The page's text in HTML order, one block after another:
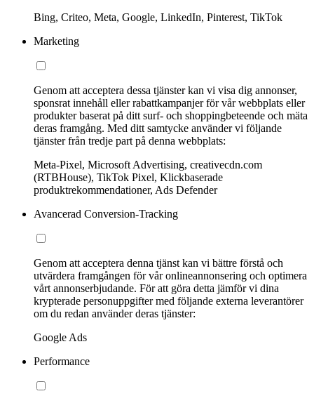
Bing, Criteo, Meta, Google, LinkedIn, Pinterest, TikTok
Marketing
Genom att acceptera dessa tjänster kan vi visa dig annonser,
sponsrat innehåll eller rabattkampanjer för vår webbplats eller
produkter baserat på ditt surf- och shoppingbeteende och mäta
deras framgång. Med ditt samtycke använder vi följande
tjänster från tredje part på denna webbplats:
Meta-Pixel, Microsoft Advertising, creativecdn.com
(RTBHouse), TikTok Pixel, Klickbaserade
produktrekommendationer, Ads Defender
Avancerad Conversion-Tracking
Genom att acceptera denna tjänst kan vi bättre förstå och
utvärdera framgången för vår onlineannonsering och optimera
vårt annonserbjudande. För att göra detta jämför vi dina
krypterade personuppgifter med följande externa leverantörer
om du redan använder deras tjänster:
Google Ads
Performance